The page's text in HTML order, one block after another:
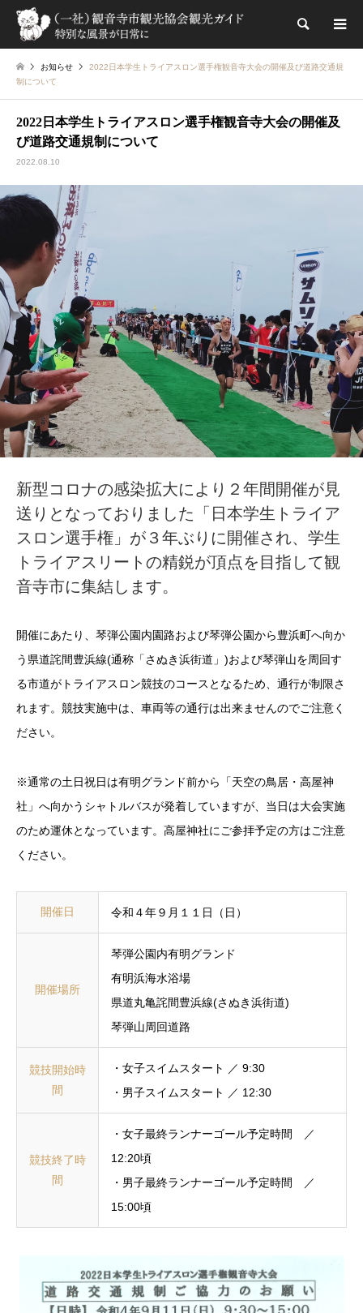
検索
お知らせ
2022日本学生トライアスロン選手権観音寺大会の開催及び道路交通規
制について
2022日本学生トライアスロン選手権観音寺大会の開催及
び道路交通規制について
2022.08.10
新型コロナの感染拡大により２年間開催が見
送りとなっておりました「日本学生トライア
スロン選手権」が３年ぶりに開催され、学生
トライアスリートの精鋭が頂点を目指して観
音寺市に集結します。
開催にあたり、琴弾公園内園路および琴弾公園から豊浜町へ向か
う県道詫間豊浜線(通称「さぬき浜街道」)および琴弾山を周回す
る市道がトライアスロン競技のコースとなるため、通行が制限さ
れます。競技実施中は、車両等の通行は出来ませんのでご注意く
ださい。
※通常の土日祝日は有明グランド前から「天空の鳥居・高屋神
社」へ向かうシャトルバスが発着していますが、当日は大会実施
のため運休となっています。高屋神社にご参拝予定の方はご注意
ください。
開催日 令和４年９月１１日（日）
開催場所
琴弾公園内有明グランド
有明浜海水浴場
県道丸亀詫間豊浜線(さぬき浜街道)
琴弾山周回道路
競技開始時
間
・女子スイムスタート ／ 9:30
・男子スイムスタート ／ 12:30
競技終了時
間
・女子最終ランナーゴール予定時間 ／
12:20頃
・男子最終ランナーゴール予定時間 ／
15:00頃